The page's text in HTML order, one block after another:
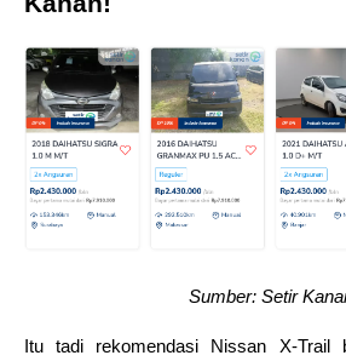
Sumber: Setir
Itu tadi rekomendasi Nissan X-Trail